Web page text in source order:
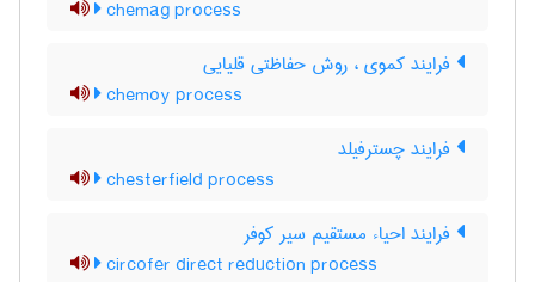
chemag process
فرایند کموی ، روش حفاظتی قلیایی
chemoy process
فرایند چسترفیلد
chesterfield process
فرایند احیاء مستقیم سیر کوفر
circofer direct reduction process